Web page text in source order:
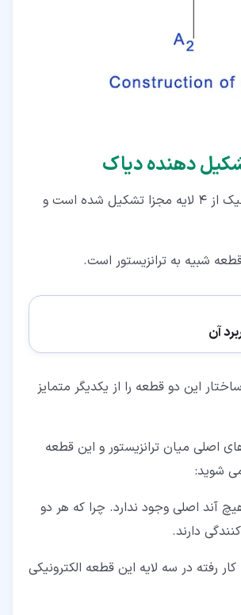
این قطعه الکترونیک از ۴ لایه مجزا تشکیل شده است و
شبیه به ترانزیستور است.
آن
این دو قطعه را از یکدیگر متمایز
اصلی میان ترانزیستور و این قطعه
می شوید:
آند اصلی وجود ندارد. چرا که هر دو
دارند.
کار رفته در سه لایه این قطعه الکترونیکی